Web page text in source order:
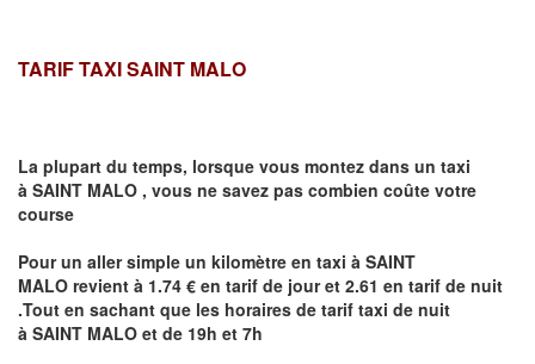
TARIF TAXI SAINT MALO
La plupart du temps, lorsque vous montez dans un taxi
à SAINT MALO , vous ne savez pas combien coûte votre
course
Pour un aller simple un kilomètre en taxi à SAINT
MALO revient à 1.74 € en tarif de jour et 2.61 en tarif de nuit
.Tout en sachant que les horaires de tarif taxi de nuit
à SAINT MALO et de 19h et 7h